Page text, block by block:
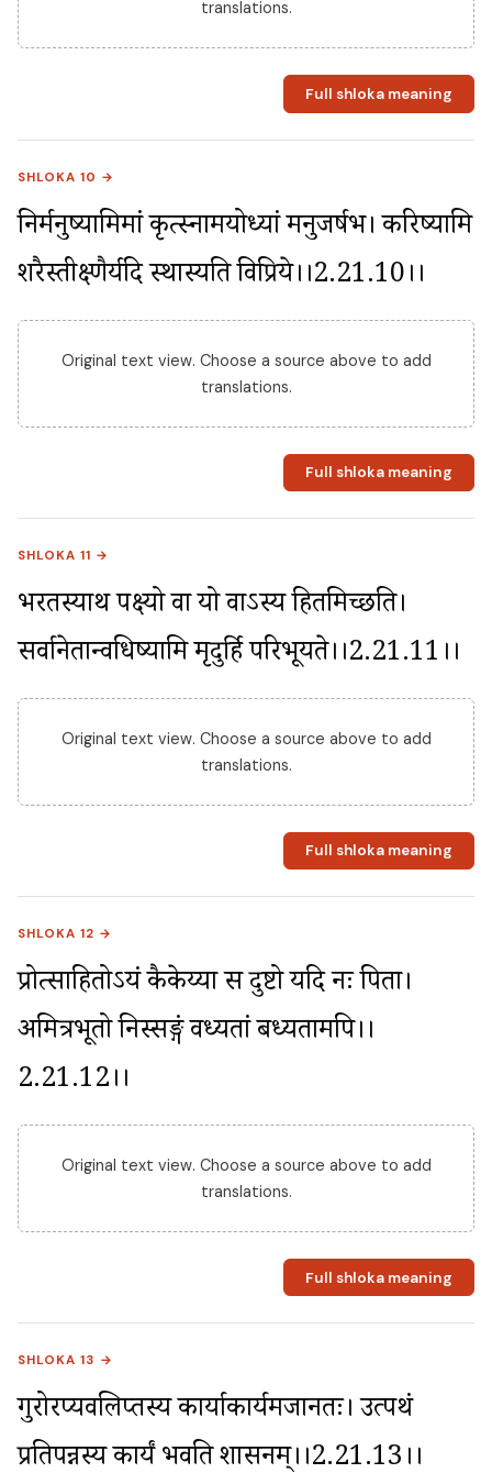
translations.
Full shloka meaning
SHLOKA 10 →
निर्मनुष्यामिमां कृत्स्नामयोध्यां मनुजर्षभ। करिष्यामि
शरैस्तीक्ष्णैर्यदि स्थास्यति विप्रिये।।2.21.10।।
Original text view. Choose a source above to add
translations.
Full shloka meaning
SHLOKA 11 →
भरतस्याथ पक्ष्यो वा यो वाऽस्य हितमिच्छति।
सर्वानेतान्वधिष्यामि मृदुर्हि परिभूयते।।2.21.11।।
Original text view. Choose a source above to add
translations.
Full shloka meaning
SHLOKA 12 →
प्रोत्साहितोऽयं कैकेय्या स दुष्टो यदि नः पिता।
अमित्रभूतो निस्सङ्गं वध्यतां बध्यतामपि।।
2.21.12।।
Original text view. Choose a source above to add
translations.
Full shloka meaning
SHLOKA 13 →
गुरोरप्यवलिप्तस्य कार्याकार्यमजानतः। उत्पथं
प्रतिपन्नस्य कार्यं भवति शासनम्।।2.21.13।।